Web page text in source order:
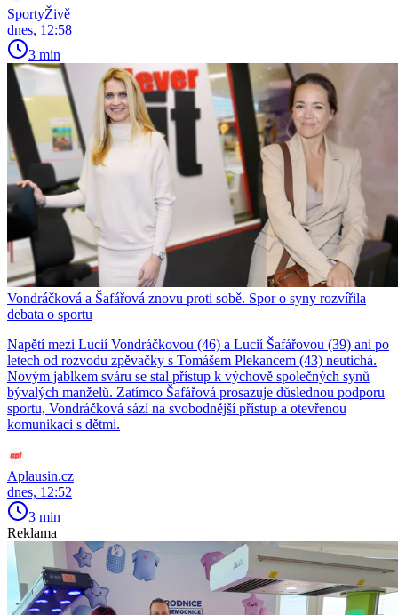
SportyŽivě
dnes, 12:58
3 min
Vondráčková a Šafářová znovu proti sobě. Spor o syny rozvířila
debata o sportu
Napětí mezi Lucií Vondráčkovou (46) a Lucií Šafářovou (39) ani po
letech od rozvodu zpěvačky s Tomášem Plekancem (43) neutichá.
Novým jablkem sváru se stal přístup k výchově společných synů
bývalých manželů. Zatímco Šafářová prosazuje důslednou podporu
sportu, Vondráčková sází na svobodnější přístup a otevřenou
komunikaci s dětmi.
Aplausin.cz
dnes, 12:52
3 min
Reklama